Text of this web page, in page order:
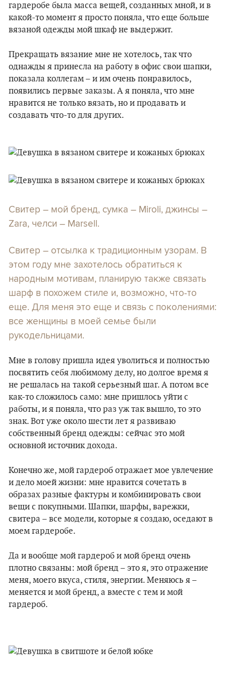
гардеробе была масса вещей, созданных мной, и в
какой-то момент я просто поняла, что еще больше
вязаной одежды мой шкаф не выдержит.
Прекращать вязание мне не хотелось, так что
однажды я принесла на работу в офис свои шапки,
показала коллегам – и им очень понравилось,
появились первые заказы. А я поняла, что мне
нравится не только вязать, но и продавать и
создавать что-то для других.
Свитер – мой бренд, сумка – Miroli, джинсы –
Zara, челси – Marsell.
Свитер – отсылка к традиционным узорам. В
этом году мне захотелось обратиться к
народным мотивам, планирую также связать
шарф в похожем стиле и, возможно, что-то
еще. Для меня это еще и связь с поколениями:
все женщины в моей семье были
рукодельницами.
Мне в голову пришла идея уволиться и полностью
посвятить себя любимому делу, но долгое время я
не решалась на такой серьезный шаг. А потом все
как-то сложилось само: мне пришлось уйти с
работы, и я поняла, что раз уж так вышло, то это
знак. Вот уже около шести лет я развиваю
собственный бренд одежды: сейчас это мой
основной источник дохода.
Конечно же, мой гардероб отражает мое увлечение
и дело моей жизни: мне нравится сочетать в
образах разные фактуры и комбинировать свои
вещи с покупными. Шапки, шарфы, варежки,
свитера – все модели, которые я создаю, оседают в
моем гардеробе.
Да и вообще мой гардероб и мой бренд очень
плотно связаны: мой бренд – это я, это отражение
меня, моего вкуса, стиля, энергии. Меняюсь я –
меняется и мой бренд, а вместе с тем и мой
гардероб.